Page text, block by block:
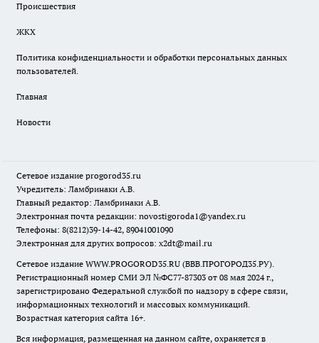
Происшествия
ЖКХ
Политика конфиденциальности и обработки персональных данных
пользователей.
Главная
Новости
Сетевое издание progorod35.ru
Учредитель: Ламбринаки А.В.
Главный редактор: Ламбринаки А.В.
Электронная почта редакции: novostigoroda1@yandex.ru
Телефоны: 8(8212)39-14-42, 89041001090
Электронная для других вопросов: x2dt@mail.ru
Сетевое издание WWW.PROGOROD35.RU (ВВВ.ПРОГОРОД35.РУ).
Регистрационный номер СМИ ЭЛ №ФС77-87303 от 08 мая 2024 г.,
зарегистрировано Федеральной службой по надзору в сфере связи,
информационных технологий и массовых коммуникаций.
Возрастная категория сайта 16+.
Вся информация, размещенная на данном сайте, охраняется в